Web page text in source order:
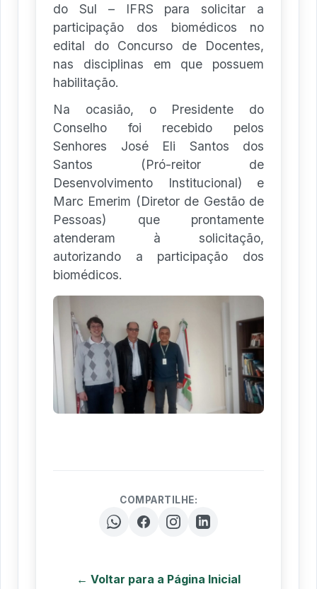
do Sul – IFRS para solicitar a
participação dos biomédicos no
edital do Concurso de Docentes,
nas disciplinas em que possuem
habilitação.
Na ocasião, o Presidente do
Conselho foi recebido pelos
Senhores José Eli Santos dos
Santos (Pró-reitor de
Desenvolvimento Institucional) e
Marc Emerim (Diretor de Gestão de
Pessoas) que prontamente
atenderam à solicitação,
autorizando a participação dos
biomédicos.
COMPARTILHE:
← Voltar para a Página Inicial